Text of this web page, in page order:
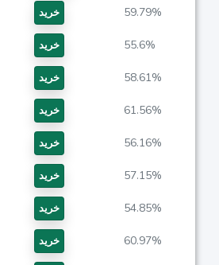
خرید 59.79%
خرید 55.6%
خرید 58.61%
خرید 61.56%
خرید 56.16%
خرید 57.15%
خرید 54.85%
خرید 60.97%